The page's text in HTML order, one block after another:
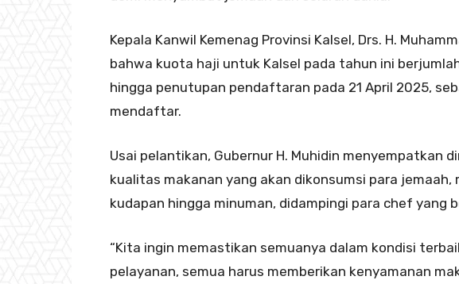
Kepala Kanwil Kemenag Provinsi Kalsel, Drs. H.
bahwa kuota haji untuk Kalsel pada tahun ini
hingga penutupan pendaftaran pada 21 April 2025,
mendaftar.
Usai pelantikan, Gubernur H. Muhidin menyempatkan
kualitas makanan yang akan dikonsumsi para jemaah,
kudapan hingga minuman, didampingi para chef yang
“Kita ingin memastikan semuanya dalam kondisi
pelayanan, semua harus memberikan kenyamanan